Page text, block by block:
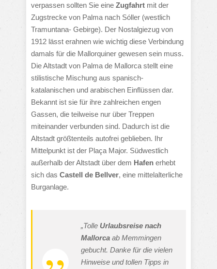
verpassen sollten Sie eine Zugfahrt mit der
Zugstrecke von Palma nach Sóller (westlich
Tramuntana- Gebirge). Der Nostalgiezug von
1912 lässt erahnen wie wichtig diese Verbindung
damals für die Mallorquiner gewesen sein muss.
Die Altstadt von Palma de Mallorca stellt eine
stilistische Mischung aus spanisch-
katalanischen und arabischen Einflüssen dar.
Bekannt ist sie für ihre zahlreichen engen
Gassen, die teilweise nur über Treppen
miteinander verbunden sind. Dadurch ist die
Altstadt größtenteils autofrei geblieben. Ihr
Mittelpunkt ist der Plaça Major. Südwestlich
außerhalb der Altstadt über dem Hafen erhebt
sich das Castell de Bellver, eine mittelalterliche
Burganlage.
„Tolle Urlaubsreise nach
Mallorca ab Memmingen
gebucht. Danke für die vielen
Hinweise und tollen Tipps in